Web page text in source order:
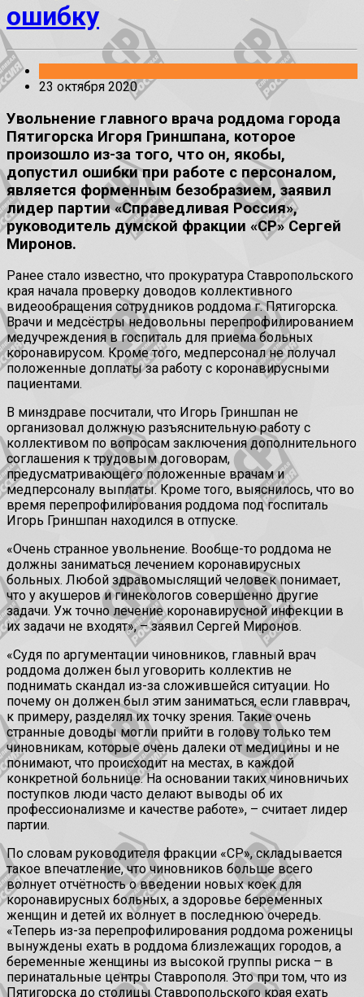
ошибку
23 октября 2020
Увольнение главного врача роддома города
Пятигорска Игоря Гриншпана, которое
произошло из-за того, что он, якобы,
допустил ошибки при работе с персоналом,
является форменным безобразием, заявил
лидер партии «Справедливая Россия»,
руководитель думской фракции «СР» Сергей
Миронов.
Ранее стало известно, что прокуратура Ставропольского
края начала проверку доводов коллективного
видеообращения сотрудников роддома г. Пятигорска.
Врачи и медсёстры недовольны перепрофилированием
медучреждения в госпиталь для приема больных
коронавирусом. Кроме того, медперсонал не получал
положенные доплаты за работу с коронавирусными
пациентами.
В минздраве посчитали, что Игорь Гриншпан не
организовал должную разъяснительную работу с
коллективом по вопросам заключения дополнительного
соглашения к трудовым договорам,
предусматривающего положенные врачам и
медперсоналу выплаты. Кроме того, выяснилось, что во
время перепрофилирования роддома под госпиталь
Игорь Гриншпан находился в отпуске.
«Очень странное увольнение. Вообще-то роддома не
должны заниматься лечением коронавирусных
больных. Любой здравомыслящий человек понимает,
что у акушеров и гинекологов совершенно другие
задачи. Уж точно лечение коронавирусной инфекции в
их задачи не входят», – заявил Сергей Миронов.
«Судя по аргументации чиновников, главный врач
роддома должен был уговорить коллектив не
поднимать скандал из-за сложившейся ситуации. Но
почему он должен был этим заниматься, если главврач,
к примеру, разделял их точку зрения. Такие очень
странные доводы могли прийти в голову только тем
чиновникам, которые очень далеки от медицины и не
понимают, что происходит на местах, в каждой
конкретной больнице. На основании таких чиновничьих
поступков люди часто делают выводы об их
профессионализме и качестве работе», – считает лидер
партии.
По словам руководителя фракции «СР», складывается
такое впечатление, что чиновников больше всего
волнует отчётность о введении новых коек для
коронавирусных больных, а здоровье беременных
женщин и детей их волнует в последнюю очередь.
«Теперь из-за перепрофилирования роддома роженицы
вынуждены ехать в роддома близлежащих городов, а
беременные женщины из высокой группы риска – в
перинатальные центры Ставрополя. Это при том, что из
Пятигорска до столицы Ставропольского края ехать